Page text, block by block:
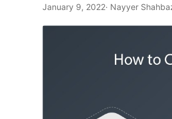
January 9, 2022· Nayyer